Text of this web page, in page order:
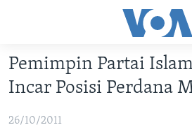
Akses
Lanjut
ke
Konten
VIDEO
Pemimpin Partai
Incar Posisi Perdana
26/10/2011